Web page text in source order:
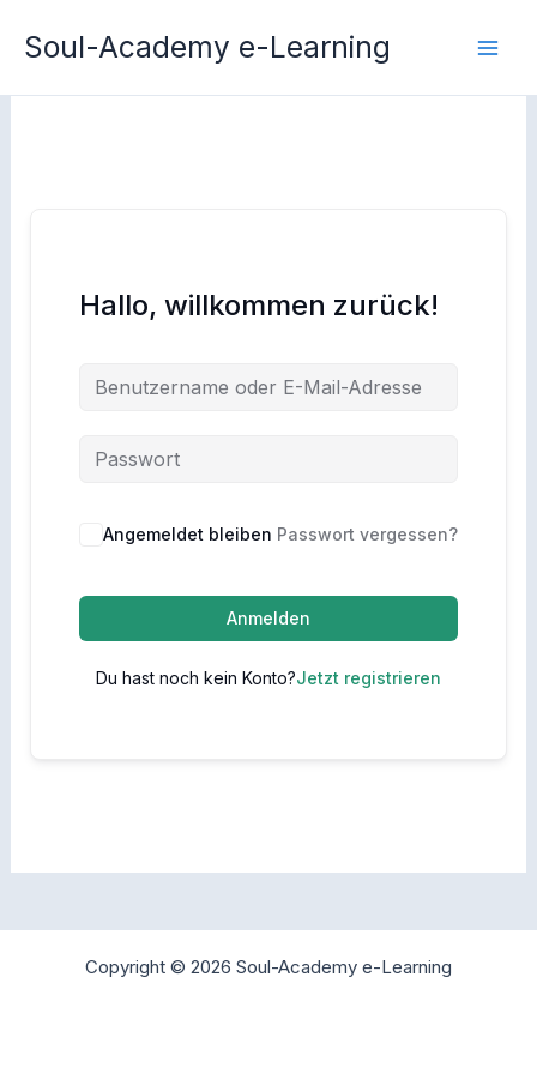
InhaltSoul-Academy e-Learning
Hallo, willkommen zurück!
Angemeldet bleiben Passwort vergessen?
Anmelden
Du hast noch kein Konto?Jetzt registrieren
Copyright © 2026 Soul-Academy e-Learning